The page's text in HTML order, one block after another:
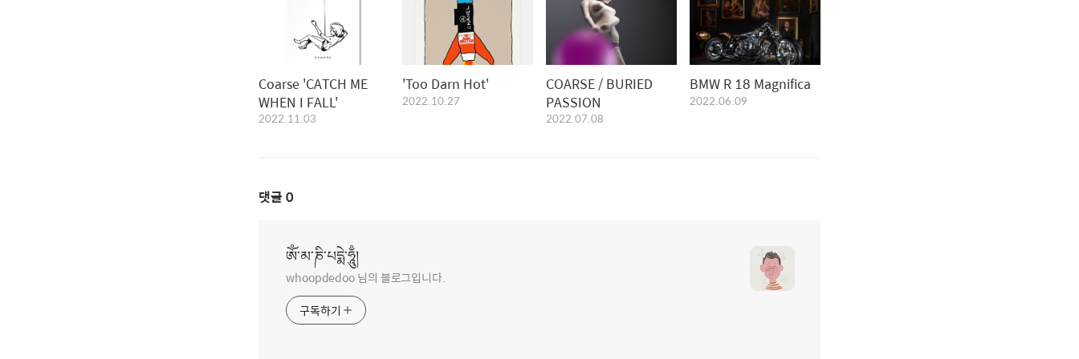
Coarse 'CATCH ME
WHEN I FALL'
2022.11.03
'Too Darn Hot'
2022.10.27
COARSE / BURIED
PASSION
2022.07.08
BMW R 18 Magnifica
2022.06.09
댓글 0
ཨོཾ་མ་ཎི་པདྨེ་ཧཱུྃ།
whoopdedoo 님의 블로그입니다.
구독하기